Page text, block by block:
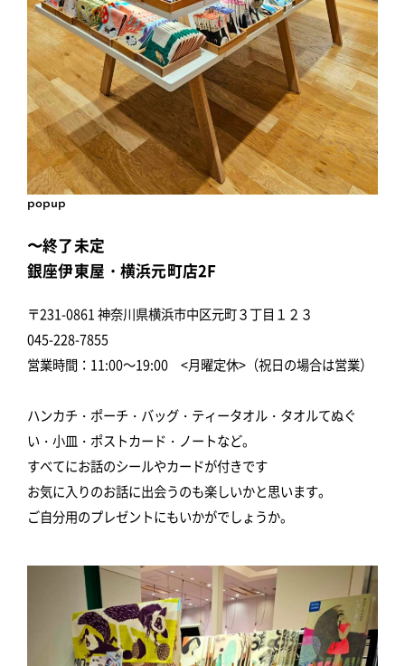
popup
〜終了未定
銀座伊東屋・横浜元町店2F
〒231-0861 神奈川県横浜市中区元町３丁目１２３
045-228-7855
営業時間：11:00～19:00 <月曜定休>（祝日の場合は営業）
ハンカチ・ポーチ・バッグ・ティータオル・タオルてぬぐ
い・小皿・ポストカード・ノートなど。
すべてにお話のシールやカードが付きです
お気に入りのお話に出会うのも楽しいかと思います。
ご自分用のプレゼントにもいかがでしょうか。